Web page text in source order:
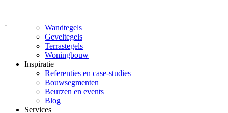
-
Wandtegels
Geveltegels
Terrastegels
Woningbouw
Inspiratie
Referenties en case-studies
Bouwsegmenten
Beurzen en events
Blog
Services